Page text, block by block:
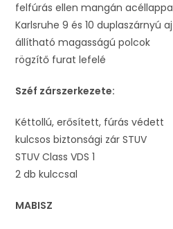
felfúrás ellen mangán
Karlsruhe 9 és 10 duplaszárnyú
állítható magasságú polcok
rögzítő furat lefelé
Széf zárszerkezete:
Kéttollú, erősített, fúrás védett
kulcsos biztonsági zár STUV
STUV Class VDS 1
2 db kulccsal
MABISZ